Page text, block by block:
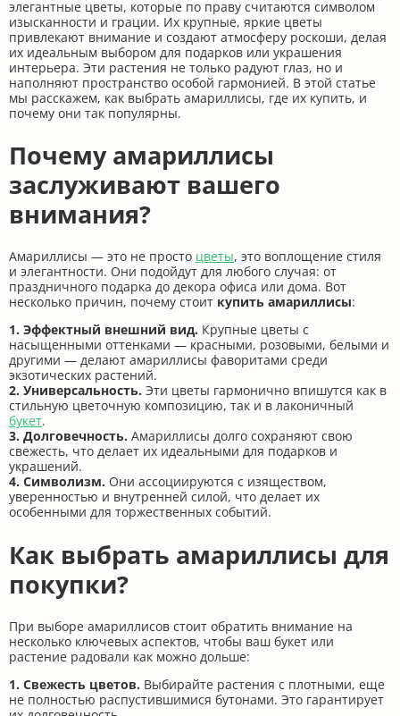
элегантные цветы, которые по праву считаются символом
изысканности и грации. Их крупные, яркие цветы
привлекают внимание и создают атмосферу роскоши, делая
их идеальным выбором для подарков или украшения
интерьера. Эти растения не только радуют глаз, но и
наполняют пространство особой гармонией. В этой статье
мы расскажем, как выбрать амариллисы, где их купить, и
почему они так популярны.
Почему амариллисы
заслуживают вашего
внимания?
Амариллисы — это не просто цветы, это воплощение стиля
и элегантности. Они подойдут для любого случая: от
праздничного подарка до декора офиса или дома. Вот
несколько причин, почему стоит купить амариллисы:
1. Эффектный внешний вид. Крупные цветы с
насыщенными оттенками — красными, розовыми, белыми и
другими — делают амариллисы фаворитами среди
экзотических растений.
2. Универсальность. Эти цветы гармонично впишутся как в
стильную цветочную композицию, так и в лаконичный
букет.
3. Долговечность. Амариллисы долго сохраняют свою
свежесть, что делает их идеальными для подарков и
украшений.
4. Символизм. Они ассоциируются с изяществом,
уверенностью и внутренней силой, что делает их
особенными для торжественных событий.
Как выбрать амариллисы для
покупки?
При выборе амариллисов стоит обратить внимание на
несколько ключевых аспектов, чтобы ваш букет или
растение радовали как можно дольше:
1. Свежесть цветов. Выбирайте растения с плотными, еще
не полностью распустившимися бутонами. Это гарантирует